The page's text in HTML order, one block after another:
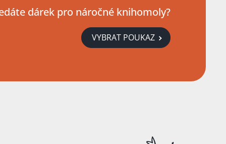
dárek pro náročné knihomoly?
VYBRAT POUKAZ